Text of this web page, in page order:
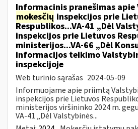
Informacinis pranešimas apie
mokesčių inspekcijos prie
Respublikos...VA-41 „Dėl
inspekcijos prie Lietuvos
ministerijos...VA-66 „Dėl
informacijos teikimo
inspekcijoje
Web turinio sąrašas 2024-05-09
Informuojame apie priimtą
inspekcijos prie Lietuvos
ministerijos viršininko 2024 m.
VA-41 „Dėl Valstybinės...